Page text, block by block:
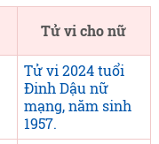
Tử vi cho nữ
Tử vi 2024 tuổi
Đinh Dậu nữ
mạng, năm sinh
1957.